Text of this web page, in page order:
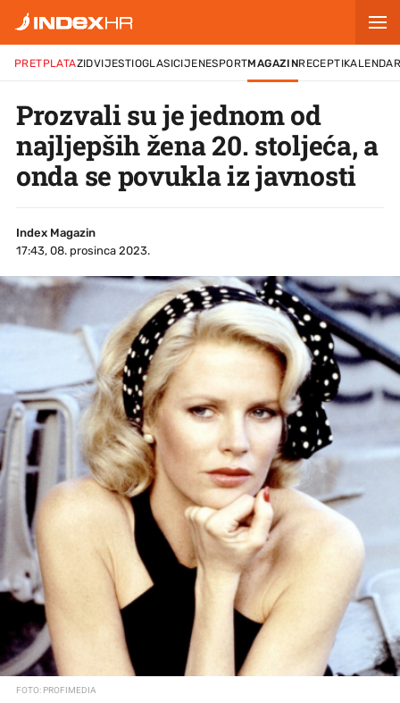
PRETPLATAZIDVIJESTIOGLASICIJENESPORTMAGAZINRECEPTI
Prozvali su je jednom od
najljepših žena 20. stoljeća, a
onda se povukla iz javnosti
Index Magazin
17:43, 08. prosinca 2023.
FOTO: PROFIMEDIA